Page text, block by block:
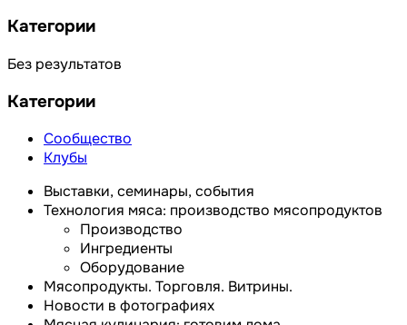
Категории
Без результатов
Категории
Сообщество
Клубы
Выставки, семинары, события
Технология мяса: производство мясопродуктов
Производство
Ингредиенты
Оборудование
Мясопродукты. Торговля. Витрины.
Новости в фотографиях